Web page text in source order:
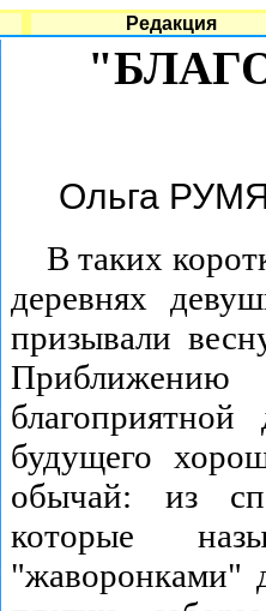
Редакция
Ольга
В таких
деревнях
призывали
будущего
обычай: из
которые
"жаворонками"